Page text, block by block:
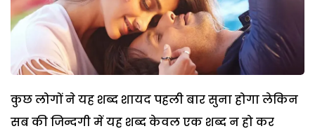
कुछ लोगों ने यह शब्द शायद पहली बार सुना होगा लेकिन
सब की जिन्दगी में यह शब्द केवल एक शब्द न हो कर